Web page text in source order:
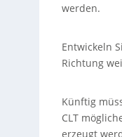
werden.
Entwickeln
Richtung
Künftig
CLT
erzeugt